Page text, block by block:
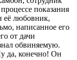
показания
её любовник,
написанное его
от дачи
обвиняемую.
да, конечно! Он